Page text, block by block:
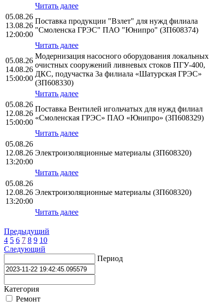
Читать далее
05.08.26
13.08.26
12:00:00
Поставка продукции "Взлет" для нужд филиала
"Смоленска ГРЭС" ПАО "Юнипро" (ЗП608374)
Читать далее
05.08.26
14.08.26
15:00:00
Модернизация насосного оборудования локальных
очистных сооружений ливневых стоков ПГУ-400,
ДКС, подучастка 3а филиала «Шатурская ГРЭС»
(ЗП608330)
Читать далее
05.08.26
12.08.26
15:00:00
Поставка Вентилей игольчатых для нужд филиал
«Смоленская ГРЭС» ПАО «Юнипро» (ЗП608329)
Читать далее
05.08.26
12.08.26
13:20:00
Электроизоляционные материалы (ЗП608320)
Читать далее
05.08.26
12.08.26
13:20:00
Электроизоляционные материалы (ЗП608320)
Читать далее
Предыдущий
4 5 6 7 8 9 10
Следующий
Период
Категория
Ремонт